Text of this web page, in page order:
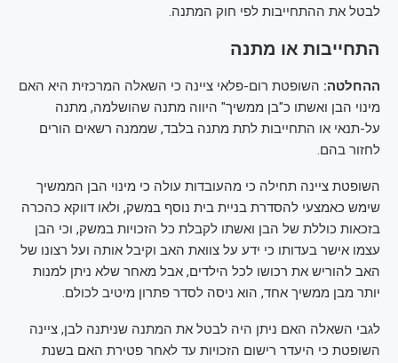
לבטל את ההתחייבות לפי חוק המתנה.
התחייבות או מתנה
ההחלטה: השופטת רום-פלאי ציינה כי השאלה המרכזית היא האם
מינוי הבן ואשתו כ"בן ממשיך" היווה מתנה שהושלמה, מתנה
על-תנאי או התחייבות לתת מתנה בלבד, שממנה רשאים הורים
לחזור בהם.
השופטת ציינה תחילה כי מהעובדות עולה כי מינוי הבן הממשיך
שימש כאמצעי להסדרת בניית בית נוסף במשק, ולאו דווקא כהכרה
בזכאות כוללת של הבן ואשתו לקבלת כל הזכויות במשק, וכי הבן
עצמו אישר בעדותו כי ידע על צוואת האב וקיבל אותה ועל רצונו של
האב להוריש את רכושו לכל הילדים, אבל מאחר שלא ניתן למנות
יותר מבן ממשיך אחד, הוא ניסה לסדר פתרון מיטיב לכולם.
לגבי השאלה האם ניתן היה לבטל את המתנה שניתנה לבן, ציינה
השופטת כי היעדר רישום הזכויות עד לאחר פטירת האם בשנת